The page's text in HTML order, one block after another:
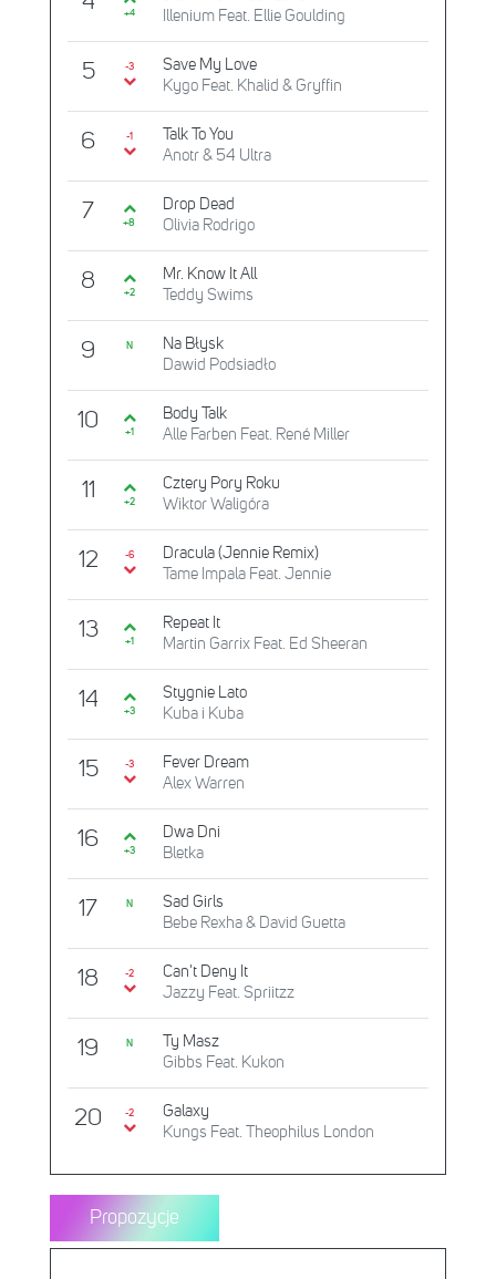
+4
Illenium Feat. Ellie Goulding
5 -3
Save My Love
Kygo Feat. Khalid & Gryffin
6 -1
Talk To You
Anotr & 54 Ultra
7 +8
Drop Dead
Olivia Rodrigo
8 +2
Mr. Know It All
Teddy Swims
9 N
Na Błysk
Dawid Podsiadło
10 +1
Body Talk
Alle Farben Feat. René Miller
11 +2
Cztery Pory Roku
Wiktor Waligóra
12 -6
Dracula (Jennie Remix)
Tame Impala Feat. Jennie
13 +1
Repeat It
Martin Garrix Feat. Ed Sheeran
14 +3
Stygnie Lato
Kuba i Kuba
15 -3
Fever Dream
Alex Warren
16 +3
Dwa Dni
Bletka
17 N
Sad Girls
Bebe Rexha & David Guetta
18 -2
Can't Deny It
Jazzy Feat. Spriitzz
19 N
Ty Masz
Gibbs Feat. Kukon
20 -2
Galaxy
Kungs Feat. Theophilus London
Propozycje